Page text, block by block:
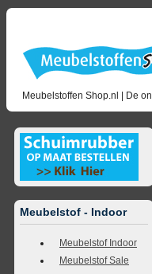
Meubelstoffen Shop.nl | De
Meubelstof - Indoor
Meubelstof Indoor
Meubelstof Sale